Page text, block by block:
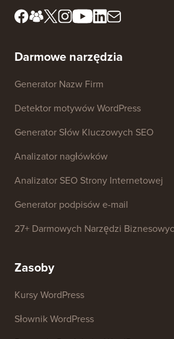
redakcyjny
dotyczące marki
Darmowe narzędzia
Generator Nazw Firm
Detektor motywów WordPress
Generator Słów Kluczowych SEO
Analizator SEO Strony Internetowej
Generator podpisów e-mail
27+ Darmowych Narzędzi Biznesowych